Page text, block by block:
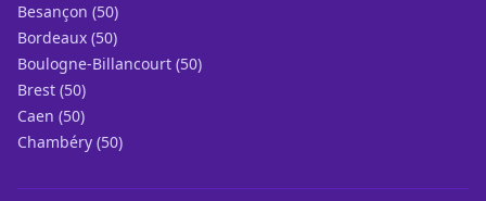
Besançon (50)
Bordeaux (50)
Boulogne-Billancourt (50)
Brest (50)
Caen (50)
Chambéry (50)